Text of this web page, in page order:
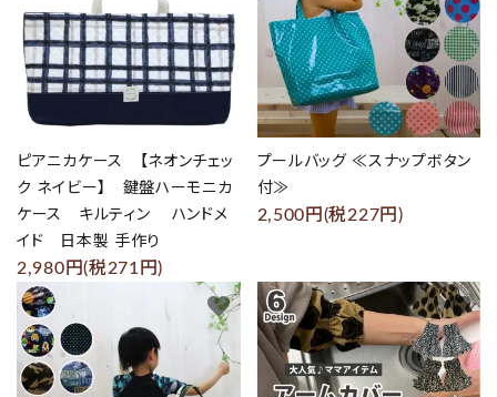
ピアニカケース 【ネオンチェッ
ク ネイビー】 鍵盤ハーモニカ
ケース キルティン ハンドメ
イド 日本製 手作り
2,980円(税271円)
プールバッグ ≪スナップボタン
付≫
2,500円(税227円)
favorite favorite